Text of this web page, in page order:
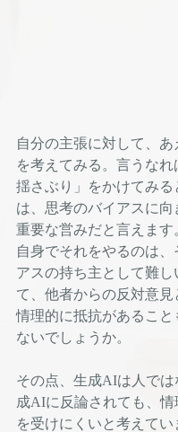
自分の主張に対して、あ
を考えてみる。言うな
揺さぶり」をかけてみる
は、思考のバイアスに向
重要な営みだと言えます
自身でそれをやるのは、
アスの持ち主として難し
て、他者からの反対意見
情理的に抵抗があること
ないでしょうか。
その点、生成AIは人では
成AIに反論されても、
を受けにくいと考えて